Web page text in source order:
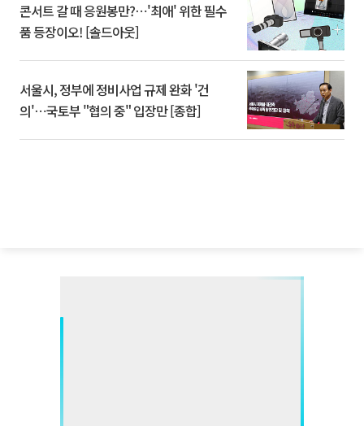
콘서트 갈 때 응원봉만?⋯'최애' 위한 필수
품 등장이오! [솔드아웃]
서울시, 정부에 정비사업 규제 완화 '건
의'⋯국토부 "협의 중" 입장만 [종합]